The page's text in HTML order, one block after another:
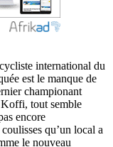
international du
est le manque de
championant
tout semble
encore
qu’un local a
le nouveau